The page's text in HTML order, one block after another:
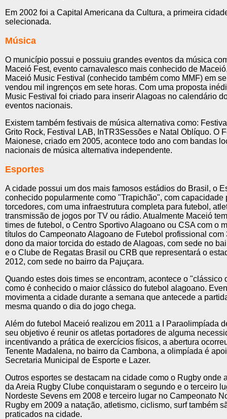
Em 2002 foi a Capital Americana da Cultura, a primeira
selecionada.
Música
O município possui e possuiu grandes eventos da música
Maceió Fest, evento carnavalesco mais conhecido de
Maceió Music Festival (conhecido também como MMF) em
vendou mil ingrenços em sete horas. Com uma proposta
Music Festival foi criado para inserir Alagoas no calendário
eventos nacionais.
Existem também festivais de música alternativa como:
Grito Rock, Festival LAB, InTR3Sessões e Natal Oblíquo. O
Maionese, criado em 2005, acontece todo ano com bandas
nacionais de música alternativa independente.
Esportes
A cidade possui um dos mais famosos estádios do Brasil, o
conhecido popularmente como "Trapichão", com capacidade
torcedores, com uma infraestrutura completa para futebol,
transmissão de jogos por TV ou rádio. Atualmente Maceió
times de futebol, o Centro Sportivo Alagoano ou CSA com o
títulos do Campeonato Alagoano de Futebol profissional com
dono da maior torcida do estado de Alagoas, com sede no
e o Clube de Regatas Brasil ou CRB que representará o
2012, com sede no bairro da Pajuçara.
Quando estes dois times se encontram, acontece o "clássico
como é conhecido o maior clássico do futebol alagoano.
movimenta a cidade durante a semana que antecede a
mesma quando o dia do jogo chega.
Além do futebol Maceió realizou em 2011 a I Paraolimpíada
seu objetivo é reunir os atletas portadores de alguma
incentivando a prática de exercícios físicos, a abertura
Tenente Madalena, no bairro da Cambona, a olimpíada é
Secretaria Municipal de Esporte e Lazer.
Outros esportes se destacam na cidade como o Rugby onde
da Areia Rugby Clube conquistaram o segundo e o terceiro
Nordeste Sevens em 2008 e terceiro lugar no Campeonato
Rugby em 2009 a natação, atletismo, ciclismo, surf também
praticados na cidade.